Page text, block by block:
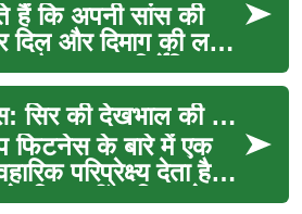
हैं कि अपनी सांस की
दिल और दिमाग की लय
है? HRV-निर्देशित
स्कैल्प फिटनेस: सिर की देखभाल की नई दिशा
फिटनेस के बारे में एक
परिप्रेक्ष्य देता है।
के लिए नहीं, बल्कि पूरे ...